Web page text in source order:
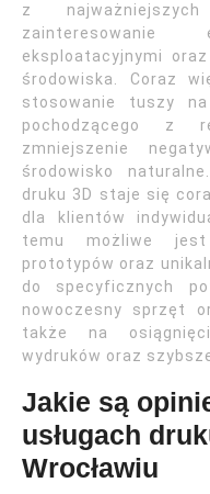
z
zainteresowanie
eksploatacyjnymi
środowiska. Coraz
stosowanie tuszy
pochodzącego z
zmniejszenie
środowisko
druku 3D staje się
dla klientów
temu możliwe jest
prototypów oraz
do specyficznych
nowoczesny sprzęt
także na
wydruków oraz
Jakie są
usługach
Wrocławiu